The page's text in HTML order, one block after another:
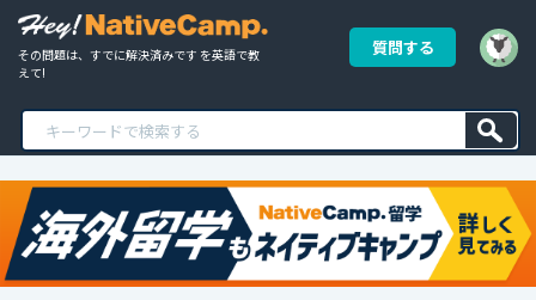
その問題は、すでに解決済みです を英語で教
えて!
質問する